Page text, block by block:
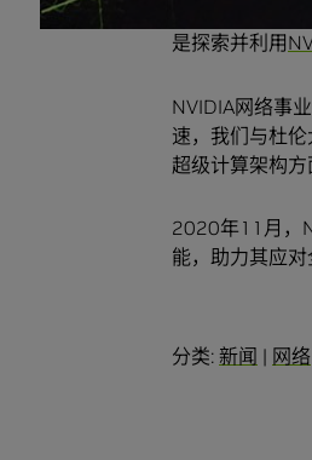
在DiRAC的
是探索并利用
NVIDIA网络事
速，我们与杜
超级计算架构
2020年11月，
能，助力其应对
分类: 新闻 | 网络